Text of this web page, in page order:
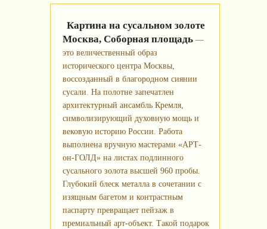
Картина на сусальном золоте
Москва, Соборная площадь —
это величественный образ
исторического центра Москвы,
воссозданный в благородном сиянии
сусали. На полотне запечатлен
архитектурный ансамбль Кремля,
символизирующий духовную мощь и
вековую историю России. Работа
выполнена вручную мастерами «АРТ-
он-ГОЛД» на листах подлинного
сусального золота высшей 960 пробы.
Глубокий блеск металла в сочетании с
изящным багетом и контрастным
паспарту превращает пейзаж в
премиальный арт-объект. Такой подарок